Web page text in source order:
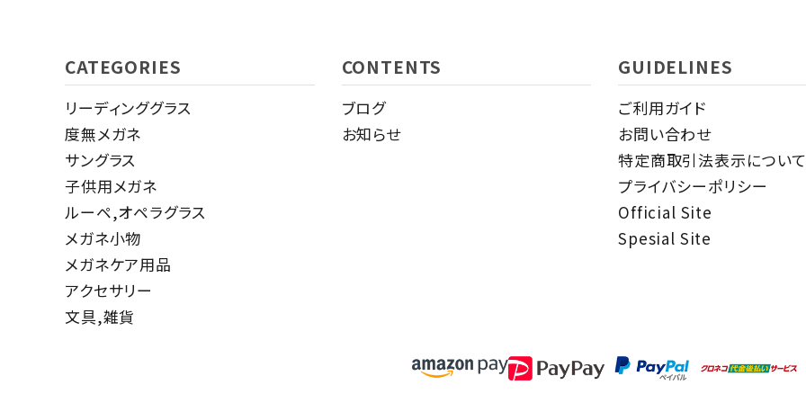
CATEGORIES
リーディンググラス
度無メガネ
サングラス
子供用メガネ
ルーペ,オペラグラス
メガネ小物
メガネケア用品
アクセサリー
文具,雑貨
CONTENTS
ブログ
お知らせ
GUIDELINES
ご利用ガイド
お問い合わせ
特定商取引法表示につい
プライバシーポリシー
Official Site
Spesial Site